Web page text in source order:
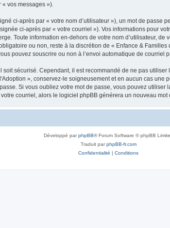
vos messages »).
ci-après par « votre nom d’utilisateur »), un mot de passe
ci-après par « votre courriel »). Vos informations pour
Toute information en-dehors de votre nom d’utilisateur,
ou non, reste à la discrétion de « Enfance &
pouvez souscrire ou non à l’envoi automatique de courriel
sécurisé. Cependant, il est recommandé de ne pas
», conservez-le soigneusement et en aucun cas
Si vous oubliez votre mot de passe, vous pouvez
courriel, alors le logiciel phpBB générera un nouveau
Développé parphpBB® Forum Software © phpBB
Traduit parphpBB-fr.com
Confidentialité | Conditions